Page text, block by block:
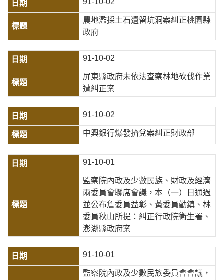
91-10-02
農地濫採土石遺留坑洞案糾正桃園縣
政府
91-10-02
屏東縣政府未依法查察林地砍伐作業
遭糾正案
91-10-02
中興銀行爆發擠兌案糾正財政部
91-10-01
監察院內政及少數民族、財政及經濟
兩委員會聯席會議，本（一）日通過
並公布詹委員益彰、黃委員勤鎮、林
委員秋山所提：糾正行政院衛生署、
澎湖縣政府案
91-10-01
監察院內政及少數民族委員會會議，